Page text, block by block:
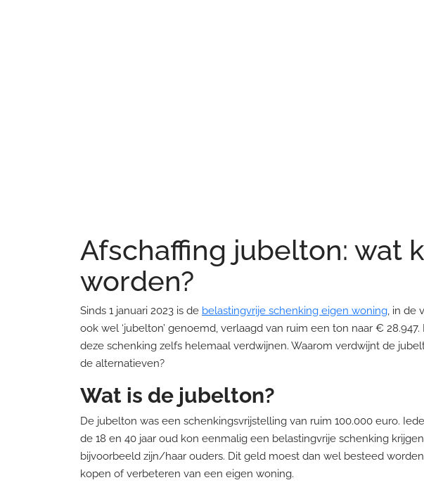
Afschaffing jubelton: wat
worden?
Sinds 1 januari 2023 is de belastingvrije schenking eigen woning , in de
ook wel ‘jubelton’ genoemd, verlaagd van ruim een ton naar € 28.947.
deze schenking zelfs helemaal verdwijnen. Waarom verdwijnt de
de alternatieven?
Wat is de jubelton?
De jubelton was een schenkingsvrijstelling van ruim 100.000 euro.
de 18 en 40 jaar oud kon eenmalig een belastingvrije schenking
bijvoorbeeld zijn/haar ouders. Dit geld moest dan wel besteed
kopen of verbeteren van een eigen woning.